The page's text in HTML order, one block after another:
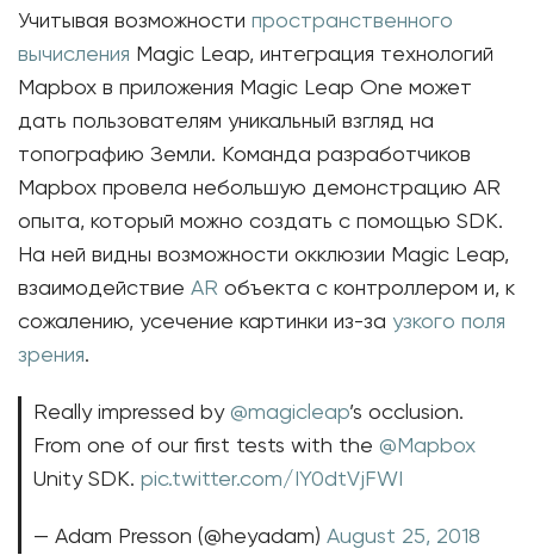
Учитывая возможности пространственного
вычисления Magic Leap, интеграция технологий
Mapbox в приложения Magic Leap One может
дать пользователям уникальный взгляд на
топографию Земли. Команда разработчиков
Mapbox провела небольшую демонстрацию AR
опыта, который можно создать с помощью SDK.
На ней видны возможности окклюзии Magic Leap,
взаимодействие AR объекта с контроллером и, к
сожалению, усечение картинки из-за узкого поля
зрения.
Really impressed by @magicleap’s occlusion.
From one of our first tests with the @Mapbox
Unity SDK. pic.twitter.com/IY0dtVjFWI
— Adam Presson (@heyadam) August 25, 2018